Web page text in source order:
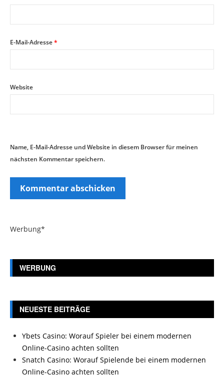
E-Mail-Adresse*
Website
Name, E-Mail-Adresse und Website in diesem Browser für meinen
nächsten Kommentar speichern.
Werbung*
WERBUNG
NEUESTE BEITRÄGE
Ybets Casino: Worauf Spieler bei einem modernen
Online-Casino achten sollten
Snatch Casino: Worauf Spielende bei einem modernen
Online-Casino achten sollten